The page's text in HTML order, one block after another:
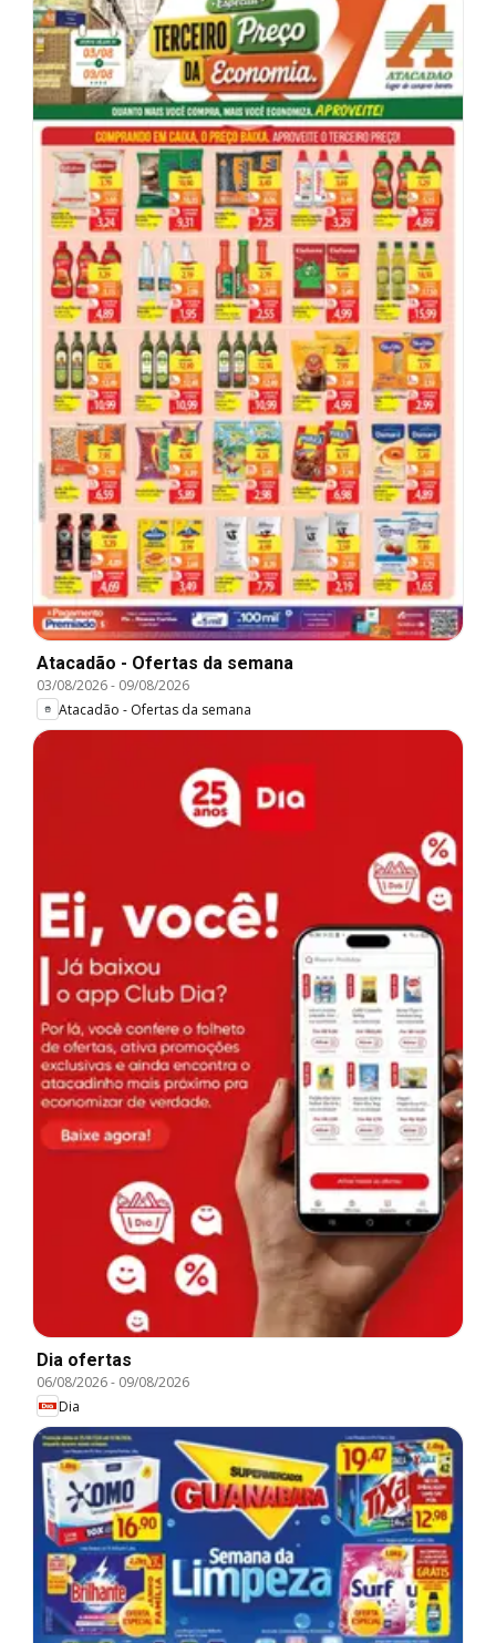
Atacadão - Ofertas da semana
03/08/2026- 09/08/2026
Atacadão - Ofertas da semana
Dia ofertas
06/08/2026- 09/08/2026
Dia